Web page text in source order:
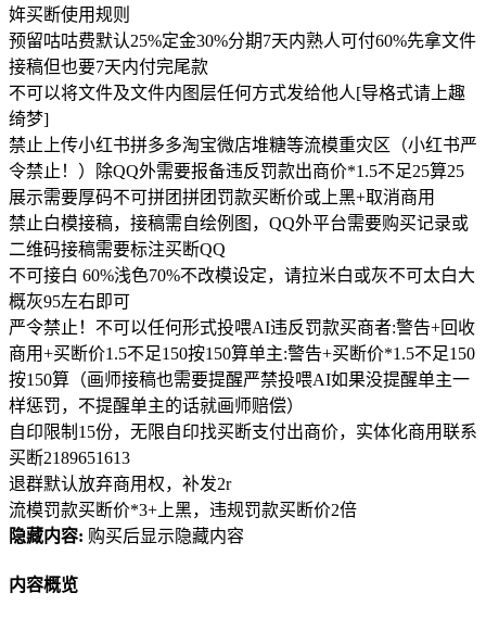
姩买断使用规则
预留咕咕费默认25%定金30%分期7天内熟人可付60%先拿文件
接稿但也要7天内付完尾款
不可以将文件及文件内图层任何方式发给他人[导格式请上趣
绮梦]
禁止上传小红书拼多多淘宝微店堆糖等流模重灾区（小红书严
令禁止！）除QQ外需要报备违反罚款出商价*1.5不足25算25
展示需要厚码不可拼团拼团罚款买断价或上黑+取消商用
禁止白模接稿，接稿需自绘例图，QQ外平台需要购买记录或
二维码接稿需要标注买断QQ
不可接白 60%浅色70%不改模设定，请拉米白或灰不可太白大
概灰95左右即可
严令禁止！不可以任何形式投喂AI违反罚款买商者:警告+回收
商用+买断价1.5不足150按150算单主:警告+买断价*1.5不足150
按150算（画师接稿也需要提醒严禁投喂AI如果没提醒单主一
样惩罚，不提醒单主的话就画师赔偿）
自印限制15份，无限自印找买断支付出商价，实体化商用联系
买断2189651613
退群默认放弃商用权，补发2r
流模罚款买断价*3+上黑，违规罚款买断价2倍
隐藏内容: 购买后显示隐藏内容
内容概览